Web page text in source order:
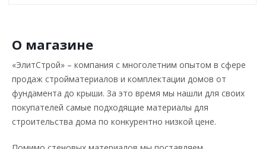
О магазине
«ЭлитСтрой» – компания с многолетним опытом в сфере
продаж стройматериалов и комплектации домов от
фундамента до крыши. За это время мы нашли для своих
покупателей самые подходящие материалы для
строительства дома по конкурентно низкой цене.